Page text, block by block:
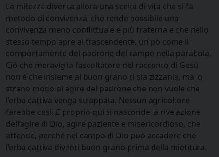
La mitezza diventa allora una scelta di vita che si fa
metodo di convivenza, che rende possibile una
convivenza meno conflittuale e più fraterna e che nello
stesso tempo apre al trascendente, un pò come il
comportamento del padrone del campo nella parabola.
Ciò che meraviglia l’ascoltatore del racconto di Gesù
non è che insieme al buon grano ci sia zizzania, ma lo
strano modo di agire del padrone che non vuole che
l’erba cattiva venga strappata. Nessun agricoltore
farebbe così. E proprio qui si nasconde la rivelazione
dell’agire di Dio, agire paziente e misericordioso, che
attende, perché nel campo di Dio può accadere che
l’erba cattiva diventi buon grano prima della mietitura.